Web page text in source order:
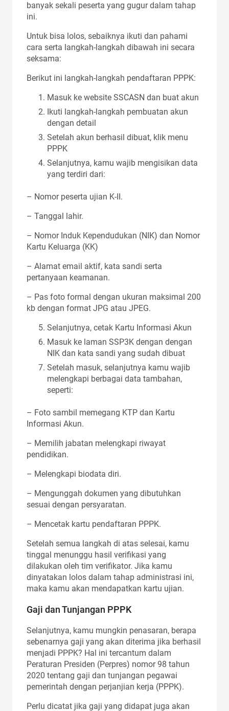
banyak sekali peserta yang gugur dalam tahap
ini.
Untuk bisa lolos, sebaiknya ikuti dan pahami
cara serta langkah-langkah dibawah ini secara
seksama:
Berikut ini langkah-langkah pendaftaran PPPK:
Masuk ke website SSCASN dan buat akun
Ikuti langkah-langkah pembuatan akun
dengan detail
Setelah akun berhasil dibuat, klik menu
PPPK
Selanjutnya, kamu wajib mengisikan data
yang terdiri dari:
– Nomor peserta ujian K-II.
– Tanggal lahir.
– Nomor Induk Kependudukan (NIK) dan Nomor
Kartu Keluarga (KK)
– Alamat email aktif, kata sandi serta
pertanyaan keamanan.
– Pas foto formal dengan ukuran maksimal 200
kb dengan format JPG atau JPEG.
Selanjutnya, cetak Kartu Informasi Akun
Masuk ke laman SSP3K dengan dengan
NIK dan kata sandi yang sudah dibuat
Setelah masuk, selanjutnya kamu wajib
melengkapi berbagai data tambahan,
seperti:
– Foto sambil memegang KTP dan Kartu
Informasi Akun.
– Memilih jabatan melengkapi riwayat
pendidikan.
– Melengkapi biodata diri.
– Mengunggah dokumen yang dibutuhkan
sesuai dengan persyaratan.
– Mencetak kartu pendaftaran PPPK.
Setelah semua langkah di atas selesai, kamu
tinggal menunggu hasil verifikasi yang
dilakukan oleh tim verifikator. Jika kamu
dinyatakan lolos dalam tahap administrasi ini,
maka kamu akan mendapatkan kartu ujian.
Gaji dan Tunjangan PPPK
Selanjutnya, kamu mungkin penasaran, berapa
sebenarnya gaji yang akan diterima jika berhasil
menjadi PPPK? Hal ini tercantum dalam
Peraturan Presiden (Perpres) nomor 98 tahun
2020 tentang gaji dan tunjangan pegawai
pemerintah dengan perjanjian kerja (PPPK).
Perlu dicatat jika gaji yang didapat juga akan